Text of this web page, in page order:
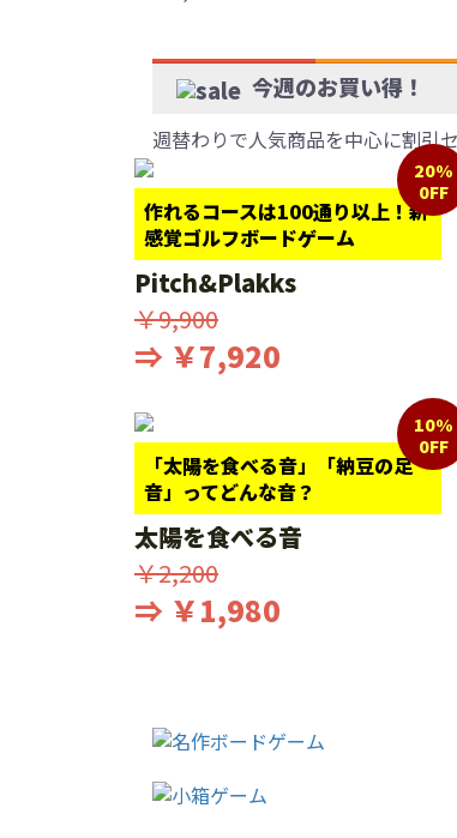
今週のお買い得！
週替わりで人気商品を中心に割引
作れるコースは100通り以上！新
感覚ゴルフボードゲーム
20%
0FF
Pitch&Plakks
￥9,900
⇒ ￥7,920
「太陽を食べる音」「納豆の足
音」ってどんな音？
10%
0FF
太陽を食べる音
￥2,200
⇒ ￥1,980